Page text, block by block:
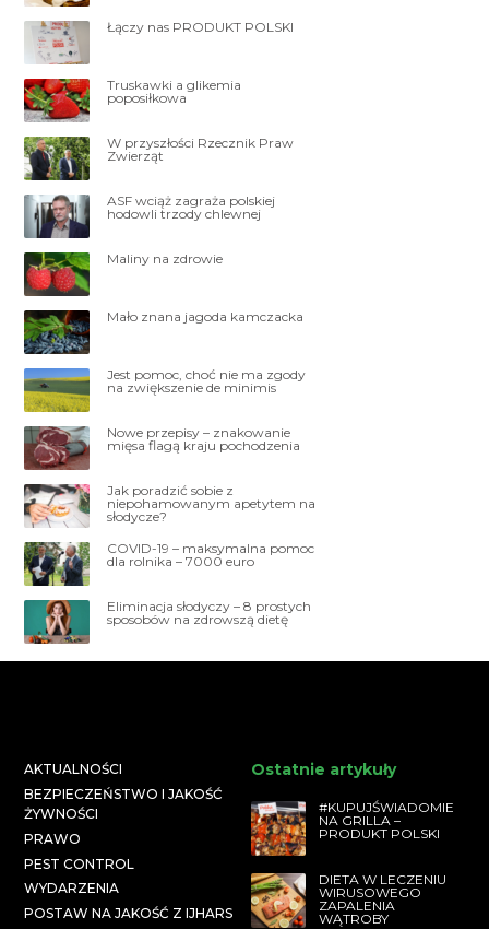
Łączy nas PRODUKT POLSKI
Truskawki a glikemia
poposiłkowa
W przyszłości Rzecznik Praw
Zwierząt
ASF wciąż zagraża polskiej
hodowli trzody chlewnej
Maliny na zdrowie
Mało znana jagoda kamczacka
Jest pomoc, choć nie ma zgody
na zwiększenie de minimis
Nowe przepisy – znakowanie
mięsa flagą kraju pochodzenia
Jak poradzić sobie z
niepohamowanym apetytem na
słodycze?
COVID-19 – maksymalna pomoc
dla rolnika – 7000 euro
Eliminacja słodyczy – 8 prostych
sposobów na zdrowszą dietę
AKTUALNOŚCI
BEZPIECZEŃSTWO I JAKOŚĆ
ŻYWNOŚCI
PRAWO
PEST CONTROL
WYDARZENIA
POSTAW NA JAKOŚĆ Z IJHARS
Ostatnie artykuły
#KUPUJŚWIADOMIE
NA GRILLA –
PRODUKT POLSKI
DIETA W LECZENIU
WIRUSOWEGO
ZAPALENIA
WĄTROBY